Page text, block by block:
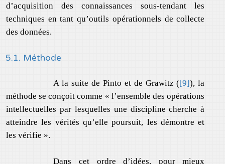
d’acquisition des connaissances sous-tendant les
techniques en tant qu’outils opérationnels de collecte
des données.
5.1. Méthode
A la suite de Pinto et de Grawitz ([9]), la
méthode se conçoit comme « l’ensemble des opérations
intellectuelles par lesquelles une discipline cherche à
atteindre les vérités qu’elle poursuit, les démontre et
les vérifie ».
Dans cet ordre d’idées, pour mieux